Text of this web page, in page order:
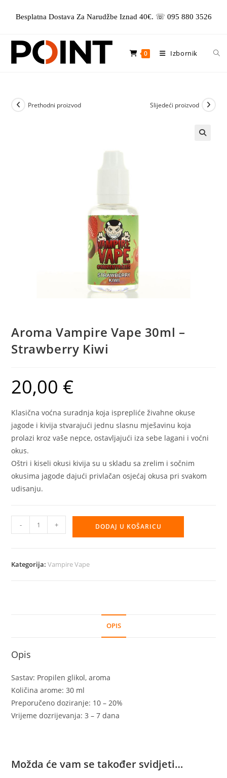
Besplatna Dostava Za Narudžbe Iznad 40€. ☏ 095 880 3526
0 Izbornik
Prethodni proizvod Slijedeći proizvod
Aroma Vampire Vape 30ml –
Strawberry Kiwi
20,00 €
Klasična voćna suradnja koja isprepliće živahne okuse
jagode i kivija stvarajući jednu slasnu mješavinu koja
prolazi kroz vaše nepce, ostavljajući iza sebe lagani i voćni
okus.
Oštri i kiseli okusi kivija su u skladu sa zrelim i sočnim
okusima jagode dajući privlačan osjećaj okusa pri svakom
udisanju.
Vampire
- + DODAJ U KOŠARICU
Kategorija:Vampire Vape
OPIS
Opis
Sastav: Propilen glikol, aroma
Količina arome: 30 ml
Preporučeno doziranje: 10 – 20%
Vrijeme dozrijevanja: 3 – 7 dana
Možda će vam se također svidjeti…